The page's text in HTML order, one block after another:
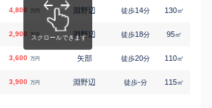
4,800 万円 淵野辺 徒歩14分 130㎡
2,900 万円 淵野辺 徒歩18分 95㎡
3,600 万円 矢部 徒歩20分 110㎡
3,900 万円 淵野辺 徒歩-分 115㎡